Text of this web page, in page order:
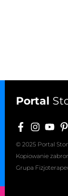
Portal
© 2025 Portal
Kopiowanie
Grupa